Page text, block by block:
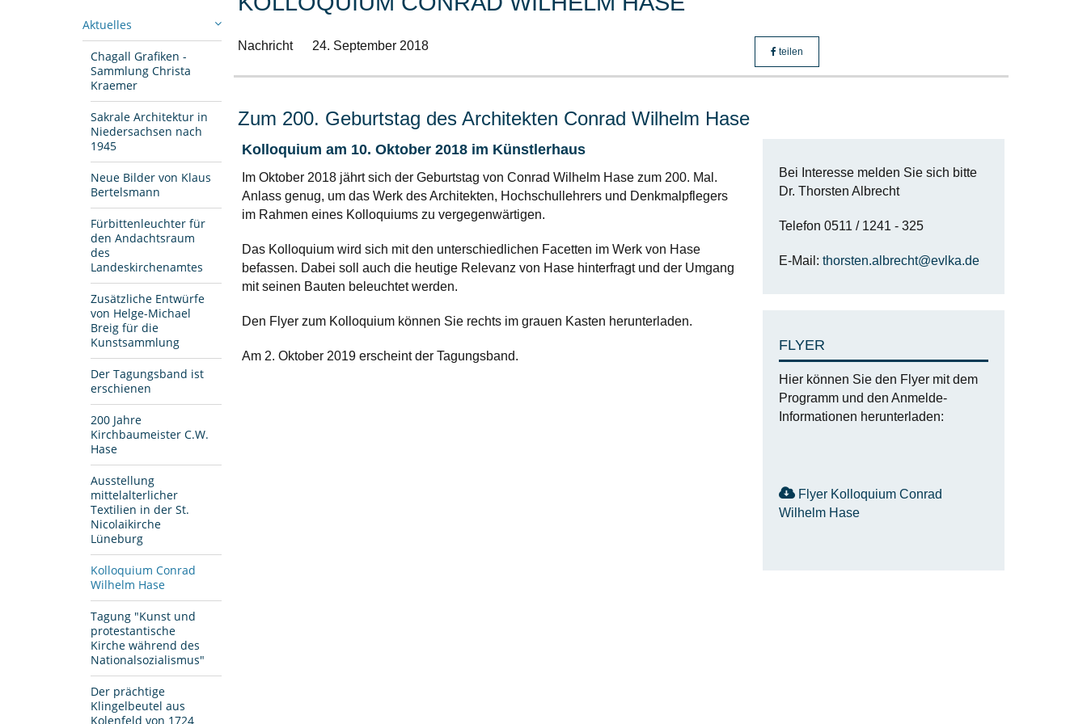
Aktuelles
Chagall Grafiken -
Sammlung Christa
Kraemer
Sakrale Architektur in
Niedersachsen nach
1945
Neue Bilder von Klaus
Bertelsmann
Fürbittenleuchter für
den Andachtsraum
des
Landeskirchenamtes
Zusätzliche Entwürfe
von Helge-Michael
Breig für die
Kunstsammlung
Der Tagungsband ist
erschienen
200 Jahre
Kirchbaumeister C.W.
Hase
Ausstellung
mittelalterlicher
Textilien in der St.
Nicolaikirche
Lüneburg
Kolloquium Conrad
Wilhelm Hase
Tagung "Kunst und
protestantische
Kirche während des
Nationalsozialismus"
Der prächtige
Klingelbeutel aus
Kolenfeld von 1724
Nachricht 24. September 2018 teilen
Zum 200. Geburtstag des Architekten Conrad Wilhelm Hase
Kolloquium am 10. Oktober 2018 im Künstlerhaus
Im Oktober 2018 jährt sich der Geburtstag von Conrad Wilhelm Hase zum 200. Mal.
Anlass genug, um das Werk des Architekten, Hochschullehrers und Denkmalpflegers
im Rahmen eines Kolloquiums zu vergegenwärtigen.
Das Kolloquium wird sich mit den unterschiedlichen Facetten im Werk von Hase
befassen. Dabei soll auch die heutige Relevanz von Hase hinterfragt und der Umgang
mit seinen Bauten beleuchtet werden.
Den Flyer zum Kolloquium können Sie rechts im grauen Kasten herunterladen.
Am 2. Oktober 2019 erscheint der Tagungsband.
Bei Interesse melden Sie sich bitte
Dr. Thorsten Albrecht
Telefon 0511 / 1241 - 325
E-Mail: thorsten.albrecht@evlka.de
FLYER
Hier können Sie den Flyer mit dem
Programm und den Anmelde-
Informationen herunterladen:
Flyer Kolloquium Conrad
Wilhelm Hase